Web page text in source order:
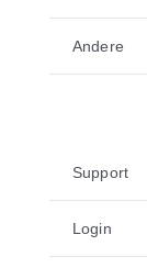
Andere
Support
Login